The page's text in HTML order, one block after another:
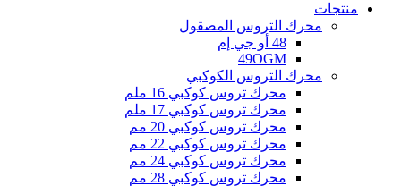
منتجات
محرك التروس المصقول
48 أو جي إم
49OGM
محرك التروس الكوكبي
محرك تروس كوكبي 16 ملم
محرك تروس كوكبي 17 ملم
محرك تروس كوكبي 20 مم
محرك تروس كوكبي 22 مم
محرك تروس كوكبي 24 مم
محرك تروس كوكبي 28 مم